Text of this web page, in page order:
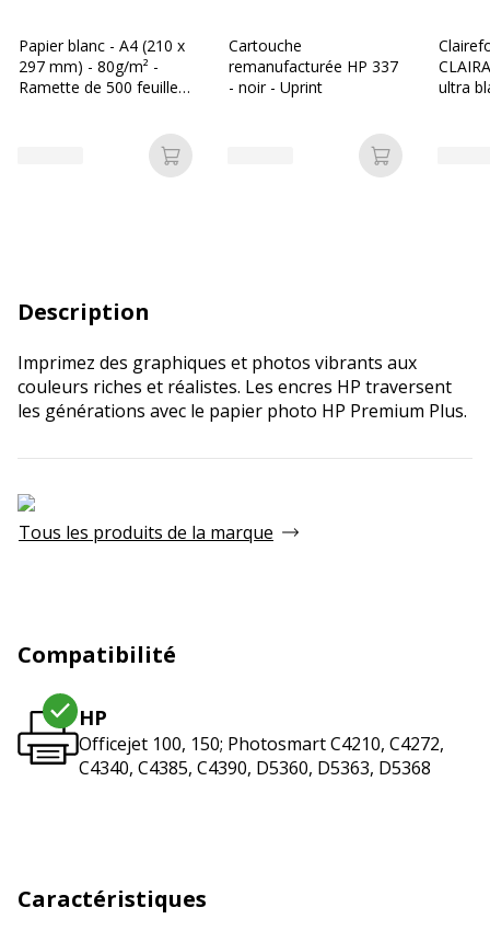
Papier blanc - A4 (210 x
297 mm) - 80g/m² -
Ramette de 500 feuilles
Ajouter au panier
Cartouche
remanufacturée HP 337
- noir - Uprint
Ajouter au
ultra
Description
Imprimez des graphiques et photos vibrants aux
couleurs riches et réalistes. Les encres HP traversent
les générations avec le papier photo HP Premium Plus.
Tous les produits de la marque
Compatibilité
HP
Officejet 100, 150; Photosmart C4210, C4272,
C4340, C4385, C4390, D5360, D5363, D5368
Caractéristiques